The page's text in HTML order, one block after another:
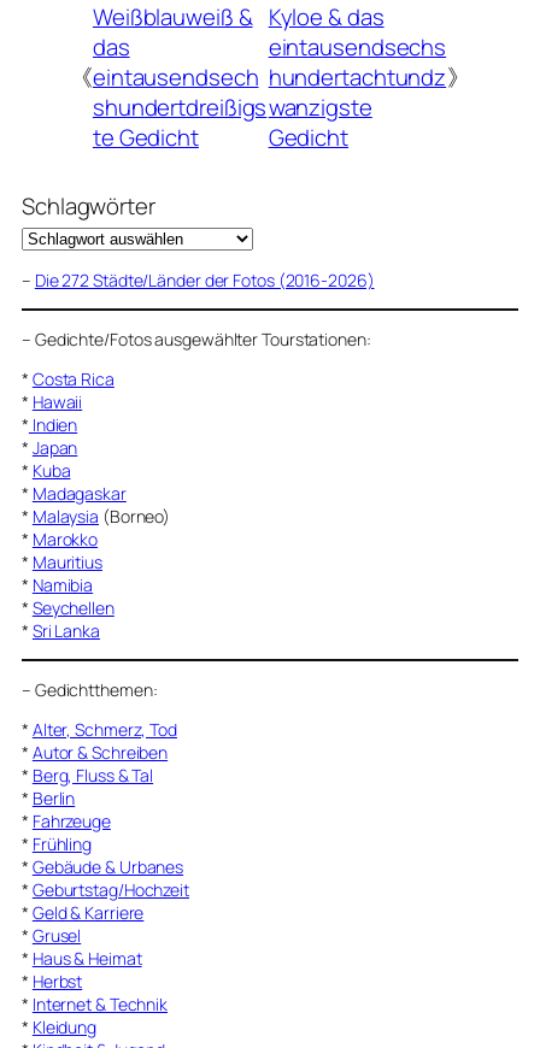
《
Weißblauweiß &
das
eintausendsech
shundertdreißigs
te Gedicht
Kyloe & das
eintausendsechs
hundertachtundz
wanzigste
Gedicht
》
Schlagwörter
– Die 272 Städte/Länder der Fotos (2016-2026)
– Gedichte/Fotos ausgewählter Tourstationen:
* Costa Rica
* Hawaii
* Indien
* Japan
* Kuba
* Madagaskar
* Malaysia (Borneo)
* Marokko
* Mauritius
* Namibia
* Seychellen
* Sri Lanka
– Gedichtthemen:
* Alter, Schmerz, Tod
* Autor & Schreiben
* Berg, Fluss & Tal
* Berlin
* Fahrzeuge
* Frühling
* Gebäude & Urbanes
* Geburtstag/Hochzeit
* Geld & Karriere
* Grusel
* Haus & Heimat
* Herbst
* Internet & Technik
* Kleidung